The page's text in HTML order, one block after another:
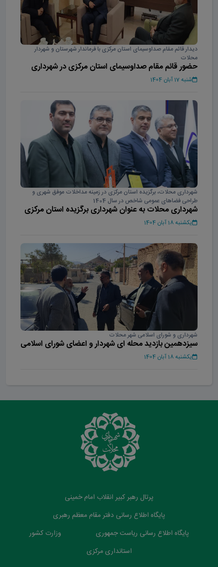
دیدار قائم مقام صداوسیمای استان مرکزی با فرماندار شهرستان و شهردار
محلات
حضور قائم مقام صداوسیمای استان مرکزی در شهرداری
محلات
شنبه 17 آبان 1404
شهرداری محلات، برگزیده استان مرکزی در زمینه مداخلات موفق شهری و
طراحی فضاهای عمومی شاخص در سال 1404
شهرداری محلات به عنوان شهرداری برگزیده استان مرکزی
در سال 1404
یکشنبه 18 آبان 1404
شهرداری و شورای اسلامی شهر محلات
سیزدهمین بازدید محله ای شهردار و اعضای شورای اسلامی
شهر محلات
یکشنبه 18 آبان 1404
پرتال رهبر کبیر انقلاب امام خمینی
پایگاه اطلاع رسانی دفتر مقام معظم رهبری
پایگاه اطلاع رسانی ریاست جمهوری
وزارت کشور
استانداری مرکزی